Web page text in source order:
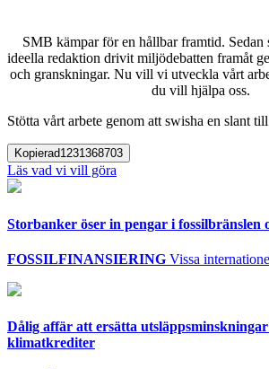
SMB kämpar för en hållbar framtid. Sedan
ideella redaktion drivit miljödebatten framåt
och granskningar. Nu vill vi utveckla vårt
du vill hjälpa oss.
Stötta vårt arbete genom att swisha en slant till
Kopierad1231368703
Läs vad vi vill göra
Storbanker öser in pengar i fossilbränslen
FOSSILFINANSIERING Vissa
Dålig affär att ersätta
klimatkrediter